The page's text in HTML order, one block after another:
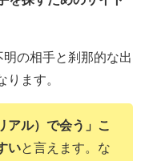
の相手と刹那的な出
ます。
アル）で会う」こ
いと言えます。な